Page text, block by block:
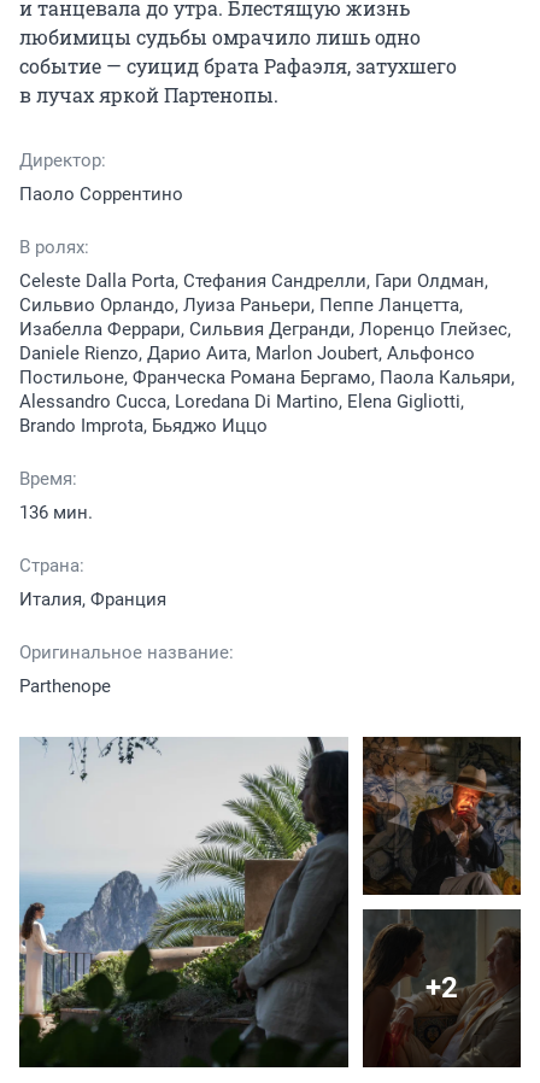
и танцевала до утра. Блестящую жизнь
любимицы судьбы омрачило лишь одно
событие — суицид брата Рафаэля, затухшего
в лучах яркой Партенопы.
Директор:
Паоло Соррентино
В ролях:
Celeste Dalla Porta, Стефания Сандрелли, Гари Олдман,
Сильвио Орландо, Луиза Раньери, Пеппе Ланцетта,
Изабелла Феррари, Сильвия Дегранди, Лоренцо Глейзес,
Daniele Rienzo, Дарио Аита, Marlon Joubert, Альфонсо
Постильоне, Франческа Романа Бергамо, Паола Кальяри,
Alessandro Cucca, Loredana Di Martino, Elena Gigliotti,
Brando Improta, Бьяджо Иццо
Время:
136 мин.
Страна:
Италия, Франция
Оригинальное название:
Parthenope
+2